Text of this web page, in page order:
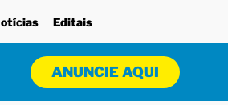
Editais
ANUNCIE AQUI